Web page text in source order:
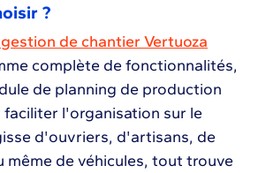
?
de chantier Vertuoza
complète de fonctionnalités,
de planning de production
faciliter l'organisation sur le
d'ouvriers, d'artisans, de
de véhicules, tout trouve